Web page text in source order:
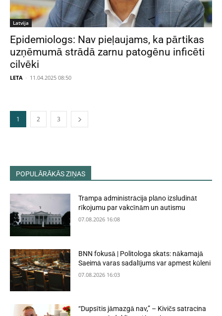
Latvija
Epidemiologs: Nav pieļaujams, ka pārtikas
uzņēmumā strādā zarnu patogēnu inficēti
cilvēki
LETA - 11.04.2025 08:50
1 2 3
POPULĀRĀKĀS ZIŅAS
Trampa administrācija plāno izsludināt
rīkojumu par vakcīnām un autismu
07.08.2026 16:08
BNN fokusā | Politologa skats: nākamajā
Saeimā varas sadalījums var apmest kūleni
07.08.2026 16:03
“Dupsītis jāmazgā nav,” – Kivičs satracina